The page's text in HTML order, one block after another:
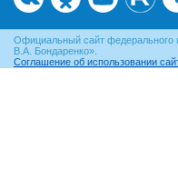
Официальный сайт федерального
В.А. Бондаренко».
Соглашение об использовании